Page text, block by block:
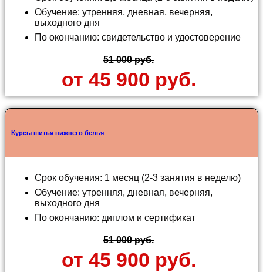
Обучение: утренняя, дневная, вечерняя,
выходного дня
По окончанию: свидетельство и удостоверение
51 000 руб.
от 45 900 руб.
Курсы шитья нижнего белья
Срок обучения: 1 месяц (2-3 занятия в неделю)
Обучение: утренняя, дневная, вечерняя,
выходного дня
По окончанию: диплом и сертификат
51 000 руб.
от 45 900 руб.